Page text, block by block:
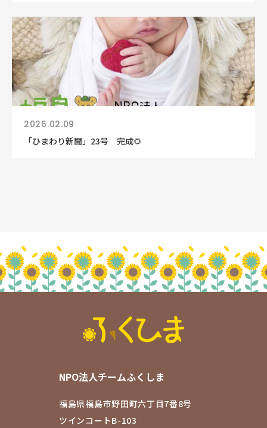
2026.02.09
「ひまわり新聞」23号 完成🌻
NPO法人チームふくしま
福島県福島市野田町六丁目7番8号
ツインコートB-103